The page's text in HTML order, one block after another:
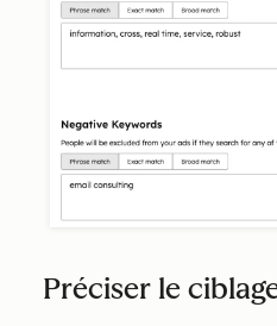
Préciser le